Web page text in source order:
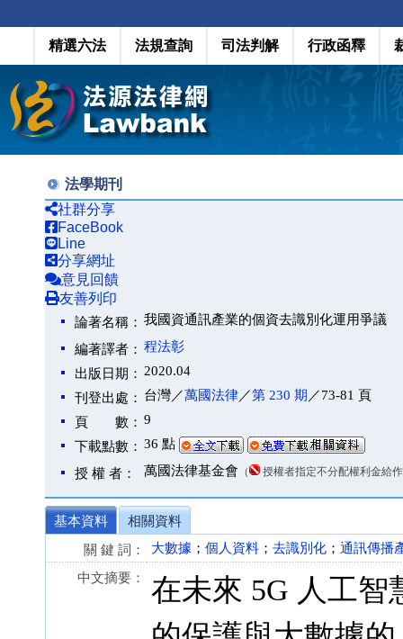
精選六法 法規查詢 司法判解 行政函釋
法學期刊
社群分享
FaceBook
Line
分享網址
意見回饋
友善列印
論著名稱： 我國資通訊產業的個資去識別化運用爭議
編著譯者： 程法彰
出版日期： 2020.04
刊登出處： 台灣／萬國法律／第 230 期 ／73-81 頁
頁 數： 9
下載點數： 36 點
授 權 者： 萬國法律基金會 （ 授權者指定不分配權利金給
基本資料
相關資料
關 鍵 詞：
大數據 ； 個人資料 ； 去識別化 ； 通訊傳播
中文摘要：
在未來 5G 人工智